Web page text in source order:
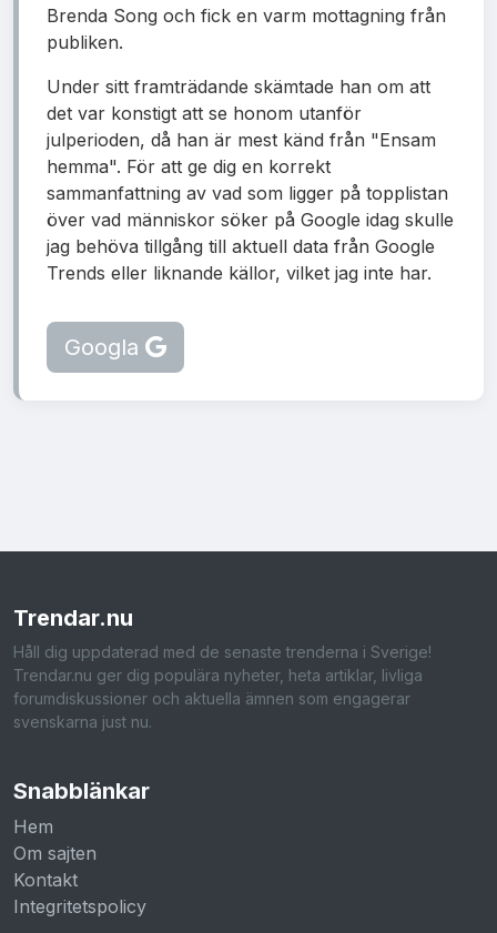
Brenda Song och fick en varm mottagning från
publiken.
Under sitt framträdande skämtade han om att
det var konstigt att se honom utanför
julperioden, då han är mest känd från "Ensam
hemma". För att ge dig en korrekt
sammanfattning av vad som ligger på topplistan
över vad människor söker på Google idag skulle
jag behöva tillgång till aktuell data från Google
Trends eller liknande källor, vilket jag inte har.
Googla
Trendar.nu
Håll dig uppdaterad med de senaste trenderna i Sverige!
Trendar.nu ger dig populära nyheter, heta artiklar, livliga
forumdiskussioner och aktuella ämnen som engagerar
svenskarna just nu.
Snabblänkar
Hem
Om sajten
Kontakt
Integritetspolicy